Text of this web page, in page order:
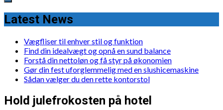
Latest News
Vægfliser til enhver stil og funktion
Find din idealvægt og opnå en sund balance
Forstå din nettoløn og få styr på økonomien
Gør din fest uforglemmelig med en slushicemaskine
Sådan vælger du den rette kontorstol
Hold julefrokosten på hotel